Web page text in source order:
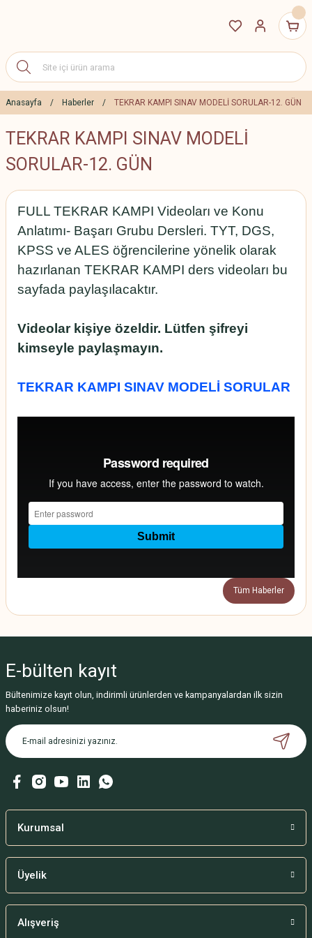
Anasayfa Haberler TEKRAR KAMPI SINAV MODELİ SORULAR-12. GÜN
TEKRAR KAMPI SINAV MODELİ
SORULAR-12. GÜN
FULL TEKRAR KAMPI Videoları ve Konu
Anlatımı- Başarı Grubu Dersleri. TYT, DGS,
KPSS ve ALES öğrencilerine yönelik olarak
hazırlanan TEKRAR KAMPI ders videoları bu
sayfada paylaşılacaktır.
Videolar kişiye özeldir. Lütfen şifreyi
kimseyle paylaşmayın.
TEKRAR KAMPI SINAV MODELİ SORULAR
Tüm Haberler
E-bülten kayıt
Bültenimize kayıt olun, indirimli ürünlerden ve kampanyalardan ilk sizin
haberiniz olsun!
Kurumsal
Üyelik
Alışveriş